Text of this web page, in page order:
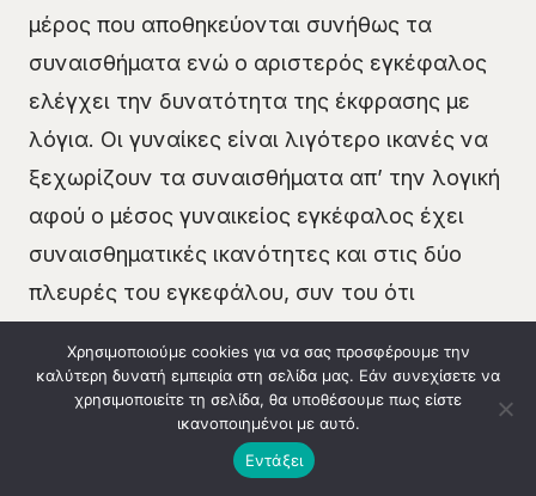
μέρος που αποθηκεύονται συνήθως τα
συναισθήματα ενώ ο αριστερός εγκέφαλος
ελέγχει την δυνατότητα της έκφρασης με
λόγια. Οι γυναίκες είναι λιγότερο ικανές να
ξεχωρίζουν τα συναισθήματα απ’ την λογική
αφού ο μέσος γυναικείος εγκέφαλος έχει
συναισθηματικές ικανότητες και στις δύο
πλευρές του εγκεφάλου, συν του ότι
πληροφορίες μεταξύ των δύο πλευρών.
Συνεπώς, η μέση γυναίκα μπορεί να εκφράζει
τα συναισθήματά της με λόγια αφού η
συναισθηματική (δεξιά) πλευρά συνενώνεται
Κλήση 14990
Χρησιμοποιούμε cookies για να σας προσφέρουμε την
καλύτερη δυνατή εμπειρία στη σελίδα μας. Εάν συνεχίσετε να
χρησιμοποιείτε τη σελίδα, θα υποθέσουμε πως είστε
ικανοποιημένοι με αυτό.
Εντάξει